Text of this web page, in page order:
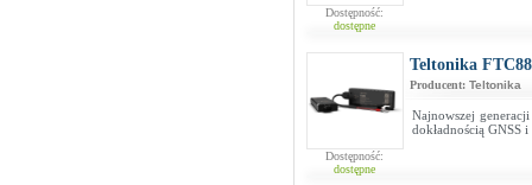
Dostępność:
dostępne
Dostępność:
dostępne
Teltonika
Producent: Teltonika
Najnowszej
dokładnością GNSS